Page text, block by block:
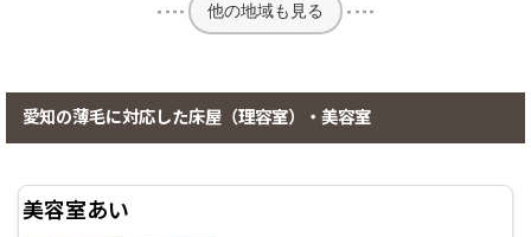
他の地域も見る
愛知の薄毛に対応した床屋（理容室）・美容室
美容室あい